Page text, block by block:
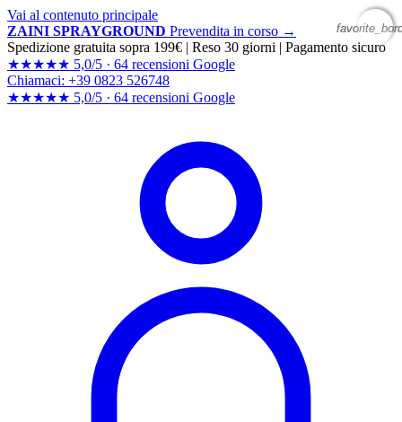
Vai al contenuto principale
ZAINI SPRAYGROUND Prevendita in corso →
Spedizione gratuita sopra 199€ | Reso 30 giorni | Pagamento sicuro
★★★★★ 5,0/5 · 64 recensioni Google
Chiamaci: +39 0823 526748
★★★★★ 5,0/5 · 64 recensioni Google